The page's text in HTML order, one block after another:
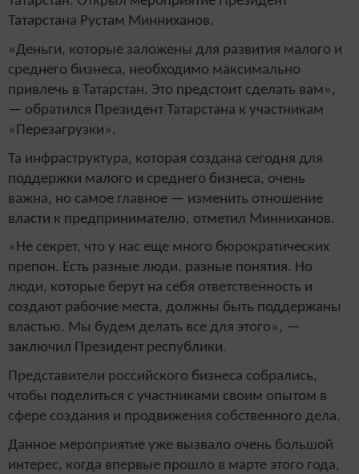
Татарстана Рустам Минниханов.
«Деньги, которые заложены для развития малого и
среднего бизнеса, необходимо максимально
привлечь в Татарстан. Это предстоит сделать вам»,
— обратился Президент Татарстана к участникам
«Перезагрузки».
Та инфраструктура, которая создана сегодня для
поддержки малого и среднего бизнеса, очень
важна, но самое главное — изменить отношение
власти к предпринимателю, отметил Минниханов.
«Не секрет, что у нас еще много бюрократических
препон. Есть разные люди, разные понятия. Но
люди, которые берут на себя ответственность и
создают рабочие места, должны быть поддержаны
властью. Мы будем делать все для этого», —
заключил Президент республики.
Представители российского бизнеса собрались,
чтобы поделиться с участниками своим опытом в
сфере создания и продвижения собственного дела.
Данное мероприятие уже вызвало очень большой
интерес, когда впервые прошло в марте этого года,